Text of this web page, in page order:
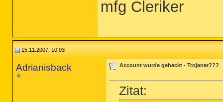
mfg Cleriker
15.11.2007, 10:03
Adrianisback Account wurde gehackt - Trojaner???
Zitat: